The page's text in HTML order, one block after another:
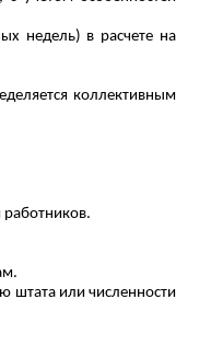
недель) в расчете на
коллективным
штата или численности